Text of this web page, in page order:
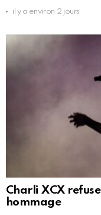
il y a environ 2 jours
Charli XCX
hommage